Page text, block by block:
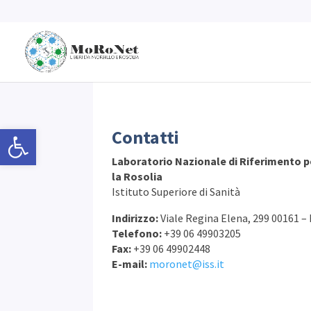
Open toolbar Contatti
Laboratorio Nazionale di Riferimento
la Rosolia
Istituto Superiore di Sanità
Indirizzo:Viale Regina Elena, 299 00161 –
Telefono: +39 06 49903205
Fax: +39 06 49902448
E-mail: moronet@iss.it